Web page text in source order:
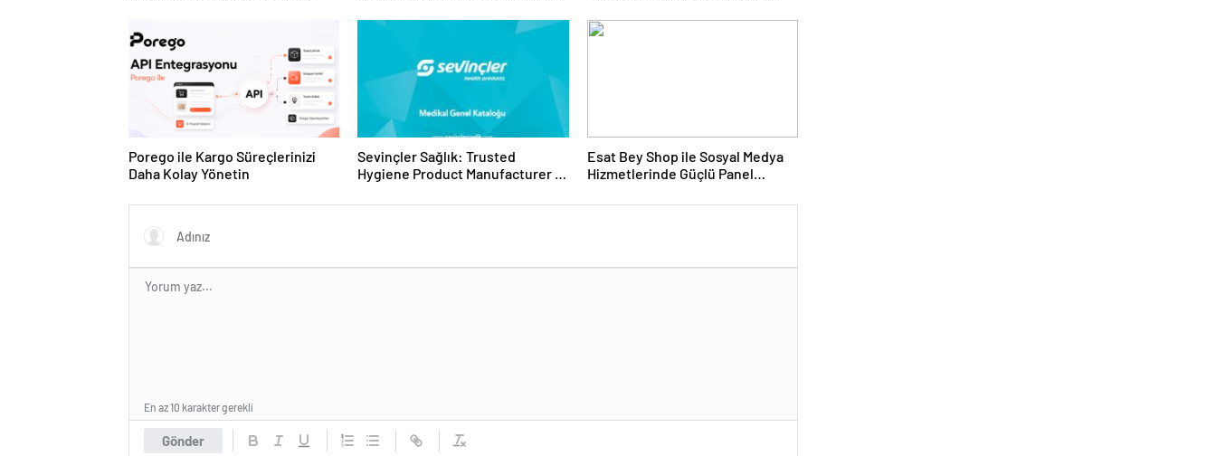
Porego ile Kargo Süreçlerinizi
Daha Kolay Yönetin
Sevinçler Sağlık: Trusted
Hygiene Product Manufacturer in
Esat Bey Shop ile Sosyal Medya
Hizmetlerinde Güçlü Panel
Gönder
En az 10 karakter gerekli